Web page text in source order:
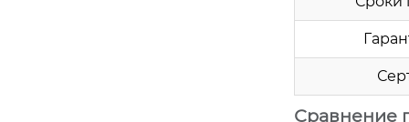
Сравнение